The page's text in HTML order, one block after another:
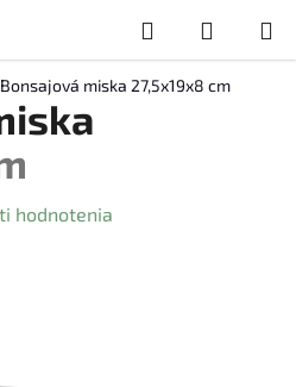
Hľadať
KOŠÍK
Bonsajová miska 27,5x19x8 cm
hodnotenia